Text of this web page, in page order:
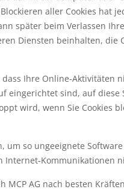
aller Cookies hat
später beim Verlassen
Diensten beinhalten, die
Ihre Online-Aktivitäten
eingerichtet sind, auf diese
wird, wenn Sie Cookies
um so ungeeignete
Internet-Kommunikationen
AG nach besten